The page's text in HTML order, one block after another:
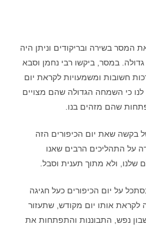
המסר בשירה ובריקודים וניתן היה
במסר, ביקשו רבי נחמן וסבא
חשובות ומשמעויות לקראת יום
כי השמחה הגדולה שהם מצויים
שהם מזהים בנו.
בקשה שאת יום הכיפורים הזה
על התהליכים הרבים שאנו
שלנו, ולא מתוך תענית וסבל.
על יום הכיפורים כעל חגיגה
לקראת אותו יום מקודש, שתעזור
נפש, התבוננות והתפתחות את